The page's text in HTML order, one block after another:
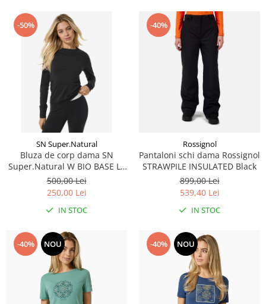
-50%
SN Super.Natural
Bluza de corp dama SN
Super.Natural W BIO BASE LS
Jet Black
500,00 Lei
250,00 Lei
IN STOC
-40%
Rossignol
Pantaloni schi dama Rossignol
STRAWPILE INSULATED Black
899,00 Lei
539,40 Lei
IN STOC
-40% NOU -40% NOU